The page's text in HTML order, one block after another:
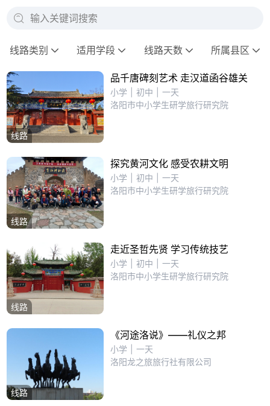
输入关键词搜索
线路类别 适用学段 线路天数 所属县区
线路
品千唐碑刻艺术 走汉道函谷雄关
小学 初中
一天
洛阳市中小学生研学旅行研究院
线路
探究黄河文化 感受农耕文明
小学 初中
一天
洛阳市中小学生研学旅行研究院
线路
走近圣哲先贤 学习传统技艺
小学 初中
一天
洛阳市中小学生研学旅行研究院
线路
《河途洛说》——礼仪之邦
小学
一天
洛阳龙之旅旅行社有限公司